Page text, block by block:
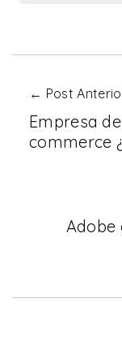
← Post
Empresa
commerce
Adobe